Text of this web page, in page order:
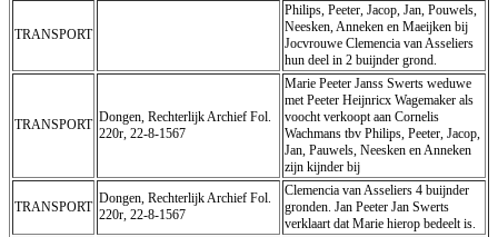
TRANSPORT
Philips, Peeter, Jacop, Jan, Pouwels,
Neesken, Anneken en Maeijken bij
Jocvrouwe Clemencia van Asseliers
hun deel in 2 buijnder grond.
TRANSPORT Dongen, Rechterlijk Archief Fol.
220r, 22-8-1567
Marie Peeter Janss Swerts weduwe
met Peeter Heijnricx Wagemaker als
voocht verkoopt aan Cornelis
Wachmans tbv Philips, Peeter, Jacop,
Jan, Pauwels, Neesken en Anneken
zijn kijnder bij
TRANSPORT
Dongen, Rechterlijk Archief Fol.
220r, 22-8-1567
Clemencia van Asseliers 4 buijnder
gronden. Jan Peeter Jan Swerts
verklaart dat Marie hierop bedeelt is.